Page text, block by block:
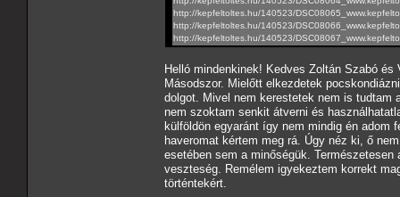
http://kepfeltoltes.hu/140523/
http://kepfeltoltes.hu/140523/
http://kepfeltoltes.hu/140523/
Helló mindenkinek! Kedves Zoltán Szabó
Másodszor. Mielőtt elkezdetek
dolgot. Mivel nem kerestetek nem is tudtam
nem szoktam senkit átverni és
külföldön egyaránt így nem mindig én
haveromat kértem meg rá. Úgy néz ki, ő
esetében sem a minőségük.
veszteség. Remélem igyekeztem korrekt
történtekért.